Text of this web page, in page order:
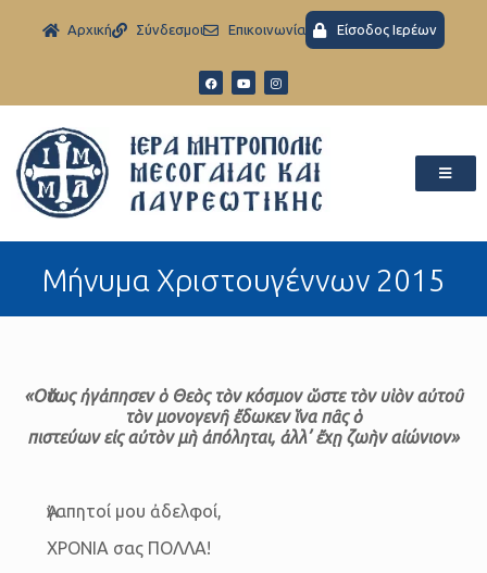
Aρχική Σύνδεσμοι Eπικοινωνία Είσοδος Ιερέων
Μήνυμα Χριστουγέννων 2015
«Οὕτως ἠγἀπησεν ὁ Θεὸς τὸν κόσμον ὥστε τὸν υἱὸν αὐτοῦ
τὸν μονογενῆ ἔδωκεν ἵνα πᾶς ὁ
πιστεύων εἰς αὐτὸν μὴ ἀπόληται, ἀλλ’ ἔχῃ ζωὴν αἰώνιον»
Ἀγαπητοί μου ἀδελφοί,
ΧΡΟΝΙΑ σας ΠΟΛΛΑ!